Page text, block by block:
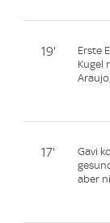
19'
Erste
Kugel
17'
Gavi
aber